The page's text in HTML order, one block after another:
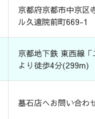
京都府京都市中京区
ル久遠院前町669-1
京都地下鉄 東西線
より徒歩4分(299m)
墓石店へお問い合わ